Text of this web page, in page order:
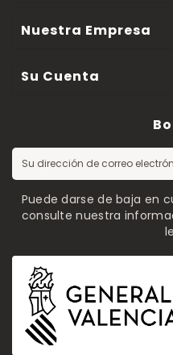
Nuestra Empresa
Su Cuenta
Puede darse de baja en
consulte nuestra